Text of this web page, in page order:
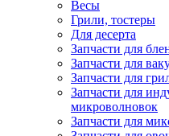
Весы
Грили, тостеры
Для десерта
Запчасти для
Запчасти для
Запчасти для
Запчасти для
микроволновок
Запчасти для